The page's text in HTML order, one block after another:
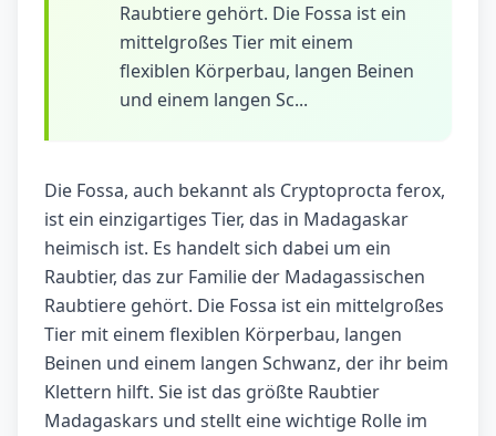
Raubtiere gehört. Die Fossa ist ein
mittelgroßes Tier mit einem
flexiblen Körperbau, langen Beinen
und einem langen Sc...
Die Fossa, auch bekannt als Cryptoprocta ferox,
ist ein einzigartiges Tier, das in Madagaskar
heimisch ist. Es handelt sich dabei um ein
Raubtier, das zur Familie der Madagassischen
Raubtiere gehört. Die Fossa ist ein mittelgroßes
Tier mit einem flexiblen Körperbau, langen
Beinen und einem langen Schwanz, der ihr beim
Klettern hilft. Sie ist das größte Raubtier
Madagaskars und stellt eine wichtige Rolle im